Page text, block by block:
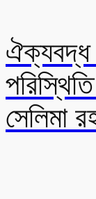
ঐক্যবদ্ধ
সেলিমা